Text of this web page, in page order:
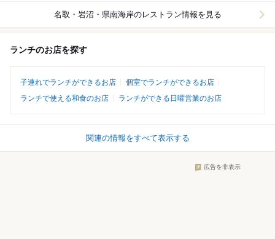
名取・岩沼・県南海岸のレストラン情報を見る
ランチのお店を探す
子連れでランチができるお店
個室でランチができるお店
ランチで使える和食のお店
ランチができる日曜営業のお店
関連の情報をすべて表示する
広告を非表示